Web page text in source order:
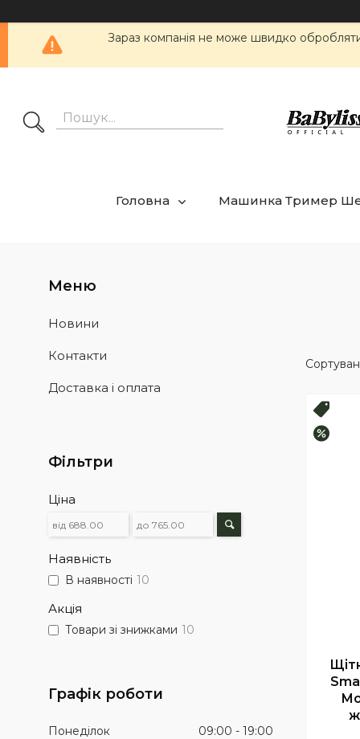
Зараз компанія не може швидко
Головна Машинка Тример
Топ
Новини
Контакти
Доставка і оплата
Фільтри
Ціна
Наявність
В наявності 10
Акція
Товари зі знижками 10
Графік роботи
Понеділок 09:00
19:00